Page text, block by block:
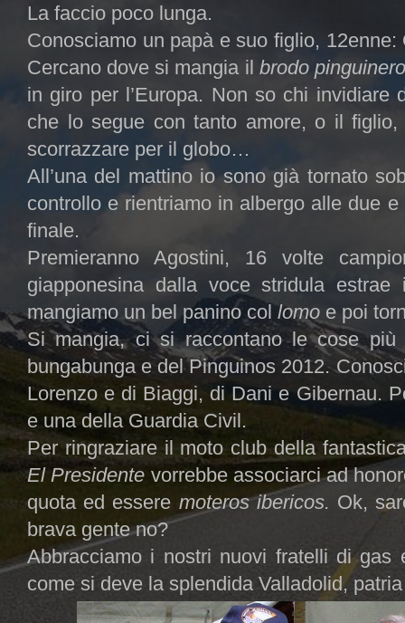
La faccio poco lunga.
Conosciamo un papà e suo figlio,
Cercano dove si mangia il brodo
in giro per l’Europa. Non so chi
che lo segue con tanto amore, o il
scorrazzare per il globo…
All’una del mattino io sono già tornato
controllo e rientriamo in albergo alle due
finale.
Premieranno Agostini, 16 volte
giapponesina dalla voce stridula
mangiamo un bel panino collomo e poi
Si mangia, ci si raccontano le cose
bungabunga e del Pinguinos 2012.
Lorenzo e di Biaggi, di Dani e Gibernau.
e una della Guardia Civil.
Per ringraziare il moto club della
El Presidente vorrebbe associarci ad
quota ed essere moteros ibericos. Ok,
brava gente no?
Abbracciamo i nostri nuovi fratelli di gas
come si deve la splendida Valladolid,